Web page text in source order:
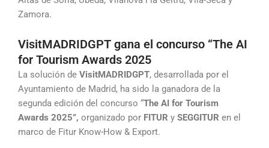
Zamora.
VisitMADRIDGPT gana el concurso “The AI
for Tourism Awards 2025
La solución de VisitMADRIDGPT, desarrollada por el
Ayuntamiento de Madrid, ha sido la ganadora de la
segunda edición del concurso “The AI for Tourism
Awards 2025”, organizado por FITUR y SEGGITUR en el
marco de Fitur Know-How & Export.